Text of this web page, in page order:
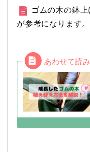
ゴムの木の鉢
が参考になります。